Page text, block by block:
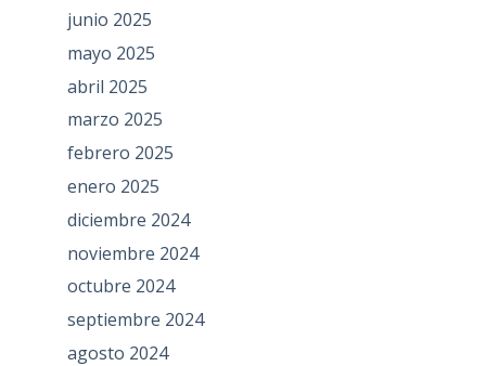
junio 2025
mayo 2025
abril 2025
marzo 2025
febrero 2025
enero 2025
diciembre 2024
noviembre 2024
octubre 2024
septiembre 2024
agosto 2024